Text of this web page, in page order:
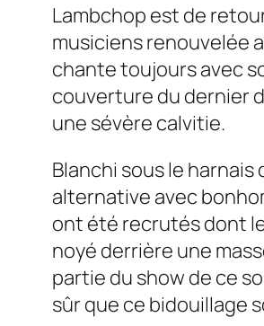
Lambchop est de
musiciens renouvelée
chante toujours avec
couverture du dernier
une sévère calvitie.
Blanchi sous le
alternative avec
ont été recrutés dont
noyé derrière une
partie du show de ce
sûr que ce bidouillage